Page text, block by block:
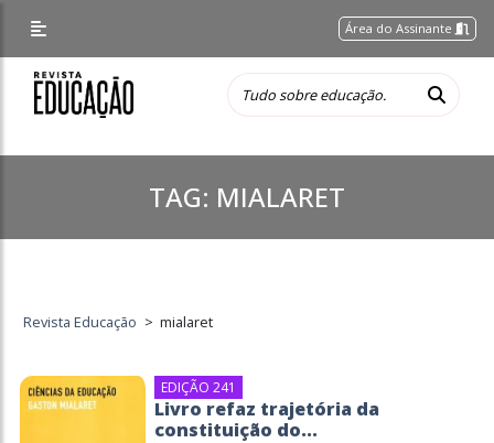
Área do Assinante
TAG: MIALARET
Revista Educação > mialaret
EDIÇÃO 241
Livro refaz trajetória da
constituição do...